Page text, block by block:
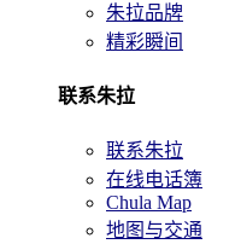
朱拉品牌
精彩瞬间
联系朱拉
联系朱拉
在线电话簿
Chula Map
地图与交通